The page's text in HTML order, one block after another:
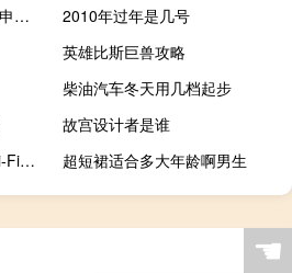
农村低保申请流程（低保申请流程）
2010年过年是几号
英雄比斯巨兽攻略
柴油汽车冬天用几档起步
故宫设计者是谁
警惕！不要随意蹭免费Wi-Fi！ 到底什么情况呢
超短裙适合多大年龄啊男生
☚